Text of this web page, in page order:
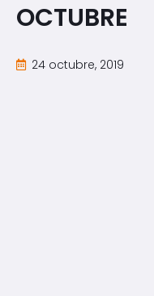
OCTUBRE
24 octubre, 2019